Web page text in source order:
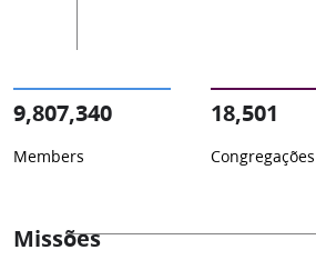
9,807,340
Members
18,501
Congregações
Missões